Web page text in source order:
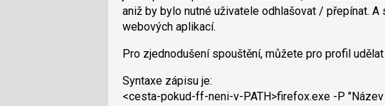
aniž by bylo nutné uživatele odhlašovat / přepínat. A
webových aplikací.
Pro zjednodušení spouštění, můžete pro profil
Syntaxe zápisu je:
<cesta-pokud-ff-neni-v-PATH>firefox.exe -P